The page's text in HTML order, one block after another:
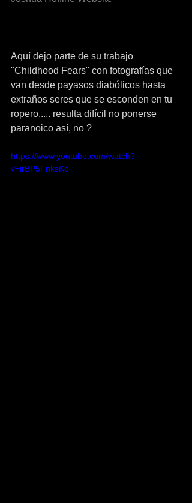
Aquí dejo parte de su trabajo
"Childhood Fears" con fotografías que
van desde payasos diabólicos hasta
extraños seres que se esconden en tu
ropero..... resulta difícil no ponerse
paranoico así, no ?
https://www.youtube.com/watch?
v=irBP5FnksKc